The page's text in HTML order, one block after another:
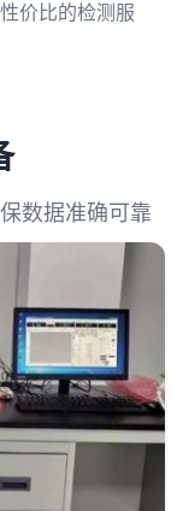
价比的检测服
数据准确可靠